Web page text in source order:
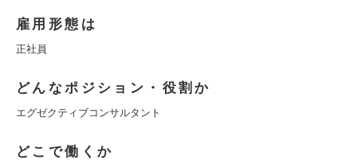
雇用形態は
正社員
どんなポジション・役割か
エグゼクティブコンサルタント
どこで働くか